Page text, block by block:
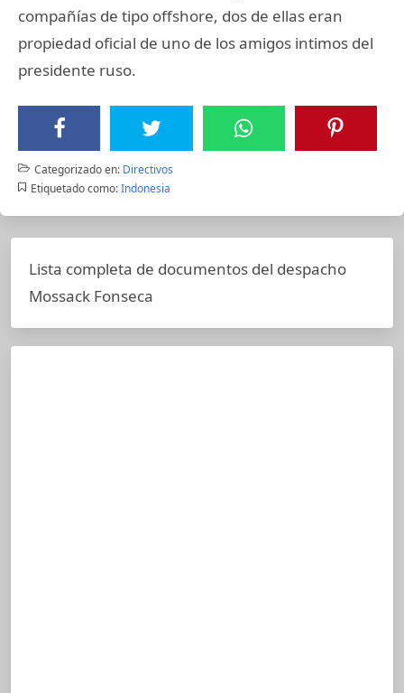
compañías de tipo offshore, dos de ellas eran
propiedad oficial de uno de los amigos intimos del
presidente ruso.
Categorizado en: Directivos
Etiquetado como: Indonesia
Lista completa de documentos del despacho
Mossack Fonseca